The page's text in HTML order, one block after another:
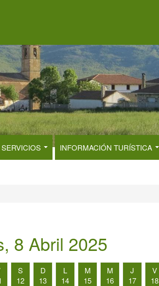
SERVICIOS INFORMACIÓN TURÍSTICA
8 Abril 2025
S
12
D
13
L
14
M
15
M
16
J
17
V
18